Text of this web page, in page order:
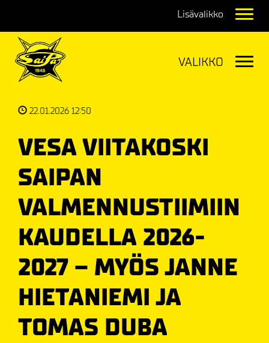
22.01.2026 12:50
VESA VIITAKOSKI
SAIPAN
VALMENNUSTIIMIIN
KAUDELLA 2026-
2027 – MYÖS JANNE
HIETANIEMI JA
TOMAS DUBA